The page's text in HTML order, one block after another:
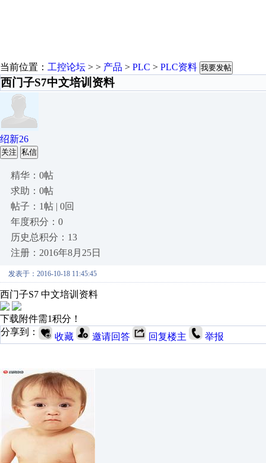
当前位置： 工控论坛 > > 产品 > PLC > PLC资料 我要发帖
西门子S7中文培训资料
绍新26
关注 私信
精华：0帖
求助：0帖
帖子：1帖 | 0回
年度积分：0
历史总积分：13
注册：2016年8月25日
发表于：2016-10-18 11:45:45
西门子S7 中文培训资料
下载附件需1积分！
分享到：
收藏 邀请回答 回复楼主 举报